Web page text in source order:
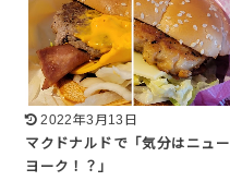
2022年3月13日
マクドナルドで「気分はニュー
ヨーク！？」